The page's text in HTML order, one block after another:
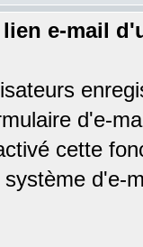
e-mail
d'e-
cette
d'e-